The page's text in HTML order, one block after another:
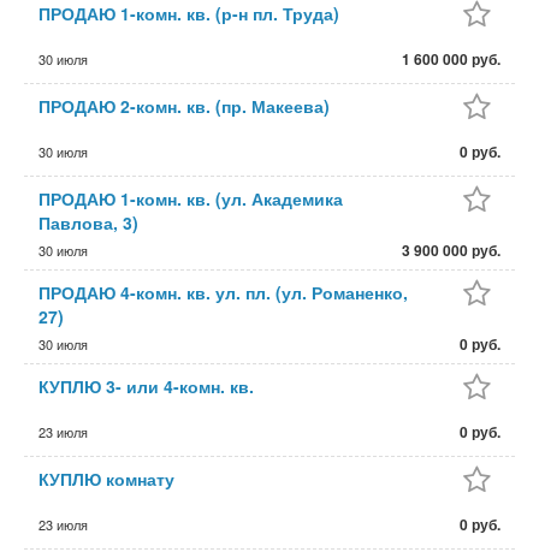
ПРОДАЮ 1-комн. кв. (р-н пл. Труда)
30 июля 1 600 000 руб.
ПРОДАЮ 2-комн. кв. (пр. Макеева)
30 июля 0 руб.
ПРОДАЮ 1-комн. кв. (ул. Академика
Павлова, 3)
30 июля 3 900 000 руб.
ПРОДАЮ 4-комн. кв. ул. пл. (ул. Романенко,
27)
30 июля 0 руб.
КУПЛЮ 3- или 4-комн. кв.
23 июля 0 руб.
КУПЛЮ комнату
23 июля 0 руб.